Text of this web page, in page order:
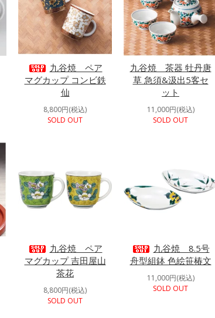
九谷焼 ペア
マグカップ コンビ鉄
仙
8,800円(税込)
SOLD OUT
九谷焼 茶器 牡丹唐
草 急須&汲出5客セ
ット
11,000円(税込)
SOLD OUT
九谷焼 ペア
マグカップ 吉田屋山
茶花
8,800円(税込)
SOLD OUT
九谷焼 8.5号
舟型組鉢 色絵笹椿文
11,000円(税込)
SOLD OUT